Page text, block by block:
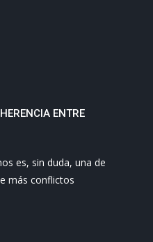
ENTRE
es, sin duda, una de
más conflictos